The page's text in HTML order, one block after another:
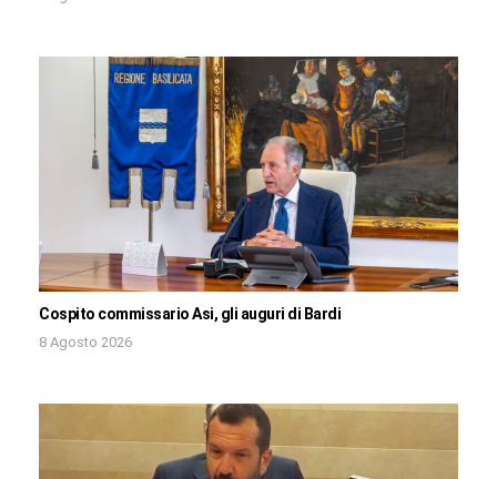
Cospito commissario Asi, gli auguri di Bardi
8 Agosto 2026